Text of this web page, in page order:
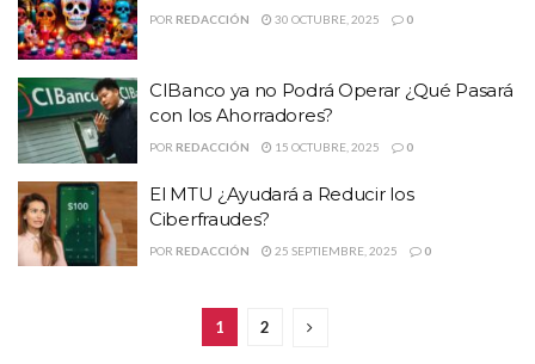
POR REDACCIÓN 30 OCTUBRE, 2025 0
CIBanco ya no Podrá Operar ¿Qué Pasará
con los Ahorradores?
POR REDACCIÓN 15 OCTUBRE, 2025 0
El MTU ¿Ayudará a Reducir los
Ciberfraudes?
POR REDACCIÓN 25 SEPTIEMBRE, 2025 0
1 2